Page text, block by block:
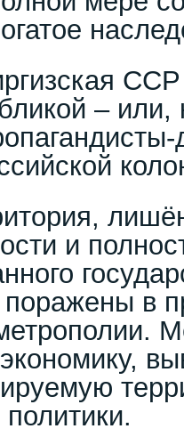
– или,
и
в